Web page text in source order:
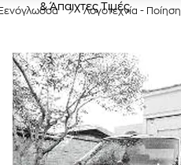
& Άπαιχτες ΤιμέςΛογοτεχνία - Ποίηση